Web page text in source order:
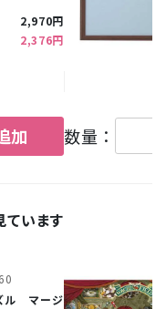
2,970円
2,376円
加 数量：
います
ル マージ